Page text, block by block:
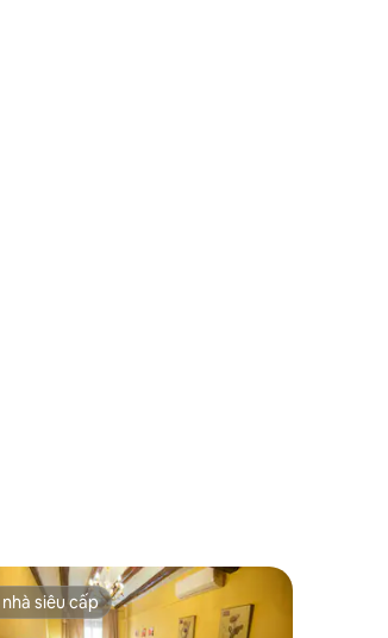
nhà siêu cấp
siêu cấp